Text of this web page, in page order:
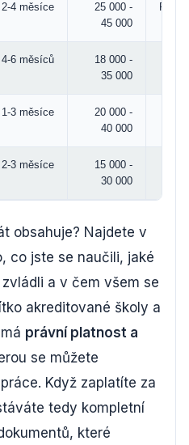
2-4 měsíce
25 000 -
45 000
4-6 měsíců
18 000 -
35 000
1-3 měsíce
20 000 -
40 000
2-3 měsíce
15 000 -
30 000
obsahuje? Najdete v
co jste se naučili, jaké
a v čem všem se
akreditované školy a
právní platnost a
se můžete
Když zaplatíte za
tedy kompletní
které